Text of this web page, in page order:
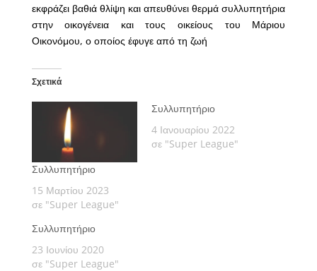
εκφράζει βαθιά θλίψη και απευθύνει θερμά συλλυπητήρια
στην οικογένεια και τους οικείους του Μάριου
Οικονόμου, ο οποίος έφυγε από τη ζωή
Σχετικά
Συλλυπητήριο
15 Μαρτίου 2023
σε "Super League"
Συλλυπητήριο
4 Ιανουαρίου 2022
σε "Super League"
Συλλυπητήριο
23 Ιουνίου 2020
σε "Super League"